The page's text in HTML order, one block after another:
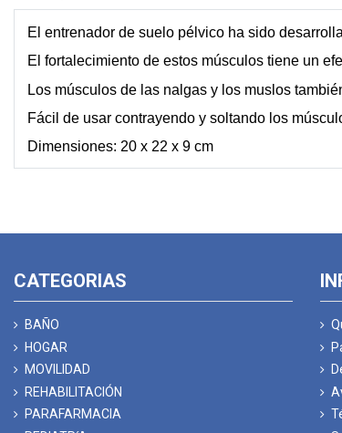
El entrenador de suelo pélvico ha sido
El fortalecimiento de estos músculos tiene un
Los músculos de las nalgas y los muslos
Fácil de usar contrayendo y soltando los
Dimensiones: 20 x 22 x 9 cm
CATEGORIAS
BAÑO
HOGAR
MOVILIDAD
REHABILITACIÓN
PARAFARMACIA